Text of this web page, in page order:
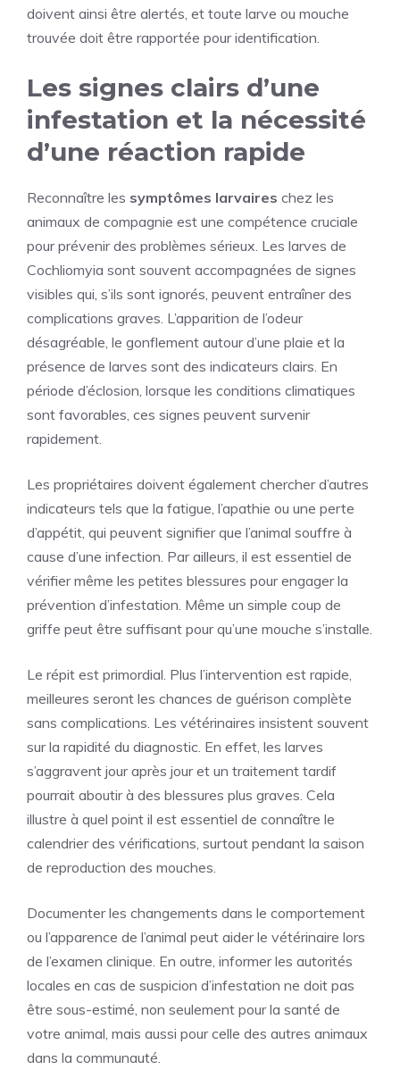
doivent ainsi être alertés, et toute larve ou mouche
trouvée doit être rapportée pour identification.
Les signes clairs d’une
infestation et la nécessité
d’une réaction rapide
Reconnaître les symptômes larvaires chez les
animaux de compagnie est une compétence cruciale
pour prévenir des problèmes sérieux. Les larves de
Cochliomyia sont souvent accompagnées de signes
visibles qui, s’ils sont ignorés, peuvent entraîner des
complications graves. L’apparition de l’odeur
désagréable, le gonflement autour d’une plaie et la
présence de larves sont des indicateurs clairs. En
période d’éclosion, lorsque les conditions climatiques
sont favorables, ces signes peuvent survenir
rapidement.
Les propriétaires doivent également chercher d’autres
indicateurs tels que la fatigue, l’apathie ou une perte
d’appétit, qui peuvent signifier que l’animal souffre à
cause d’une infection. Par ailleurs, il est essentiel de
vérifier même les petites blessures pour engager la
prévention d’infestation. Même un simple coup de
griffe peut être suffisant pour qu’une mouche s’installe.
Le répit est primordial. Plus l’intervention est rapide,
meilleures seront les chances de guérison complète
sans complications. Les vétérinaires insistent souvent
sur la rapidité du diagnostic. En effet, les larves
s’aggravent jour après jour et un traitement tardif
pourrait aboutir à des blessures plus graves. Cela
illustre à quel point il est essentiel de connaître le
calendrier des vérifications, surtout pendant la saison
de reproduction des mouches.
Documenter les changements dans le comportement
ou l’apparence de l’animal peut aider le vétérinaire lors
de l’examen clinique. En outre, informer les autorités
locales en cas de suspicion d’infestation ne doit pas
être sous-estimé, non seulement pour la santé de
votre animal, mais aussi pour celle des autres animaux
dans la communauté.